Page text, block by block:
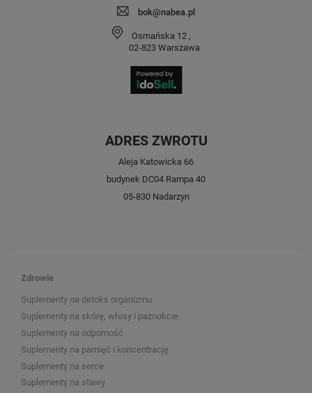
bok@nabea.pl
Osmańska 12 ,
02-823 Warszawa
ADRES ZWROTU
Aleja Katowicka 66
budynek DC04 Rampa 40
05-830 Nadarzyn
Zdrowie
Suplementy na detoks organizmu
Suplementy na skórę, włosy i paznokcie
Suplementy na odporność
Suplementy na pamięć i koncentrację
Suplementy na serce
Suplementy na stawy